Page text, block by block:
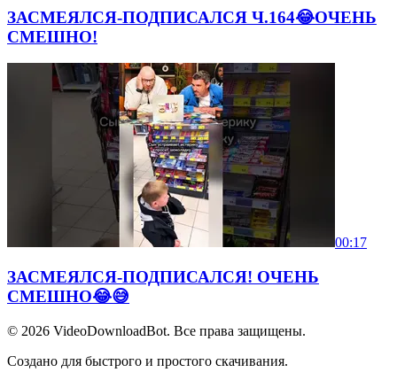
ЗАСМЕЯЛСЯ-ПОДПИСАЛСЯ Ч.164😂ОЧЕНЬ
СМЕШНО!
00:17
ЗАСМЕЯЛСЯ-ПОДПИСАЛСЯ! ОЧЕНЬ
СМЕШНО😂😅
© 2026 VideoDownloadBot. Все права защищены.
Создано для быстрого и простого скачивания.